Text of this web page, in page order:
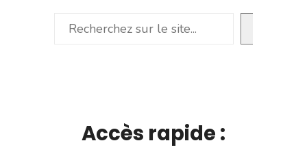
Rechercher
Accès rapide :